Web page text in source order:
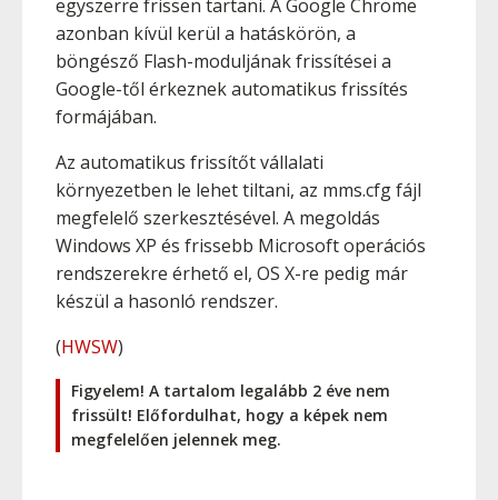
egyszerre frissen tartani. A Google Chrome
azonban kívül kerül a hatáskörön, a
böngésző Flash-moduljának frissítései a
Google-től érkeznek automatikus frissítés
formájában.
Az automatikus frissítőt vállalati
környezetben le lehet tiltani, az mms.cfg fájl
megfelelő szerkesztésével. A megoldás
Windows XP és frissebb Microsoft operációs
rendszerekre érhető el, OS X-re pedig már
készül a hasonló rendszer.
(HWSW)
Figyelem! A tartalom legalább 2 éve nem
frissült! Előfordulhat, hogy a képek nem
megfelelően jelennek meg.